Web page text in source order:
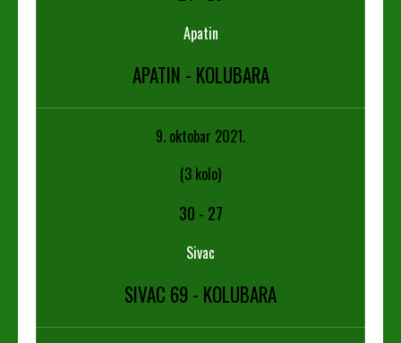
Apatin
APATIN - KOLUBARA
9. oktobar 2021.
(3 kolo)
30 - 27
Sivac
SIVAC 69 - KOLUBARA